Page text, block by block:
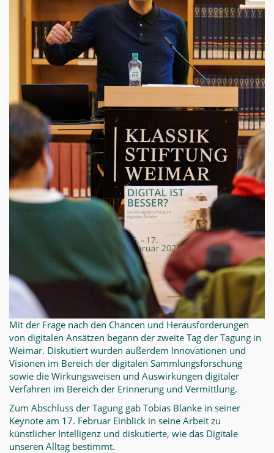
Mit der Frage nach den Chancen und Herausforderungen
von digitalen Ansätzen begann der zweite Tag der Tagung in
Weimar. Diskutiert wurden außerdem Innovationen und
Visionen im Bereich der digitalen Sammlungsforschung
sowie die Wirkungsweisen und Auswirkungen digitaler
Verfahren im Bereich der Erinnerung und Vermittlung.
Zum Abschluss der Tagung gab Tobias Blanke in seiner
Keynote am 17. Februar Einblick in seine Arbeit zu
künstlicher Intelligenz und diskutierte, wie das Digitale
unseren Alltag bestimmt.